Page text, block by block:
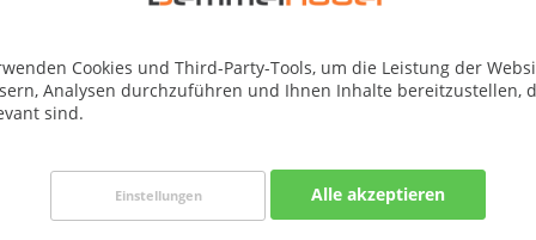
Cookies und Third-Party-Tools, um die Leistung der
Analysen durchzuführen und Ihnen Inhalte bereitzustellen,
sind.
Einstellungen Alle akzeptieren
#N010-0491P